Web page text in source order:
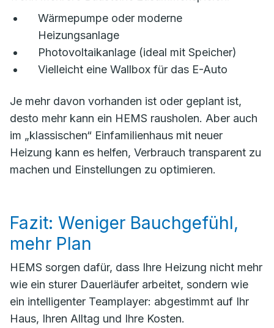
Wärmepumpe oder moderne
Heizungsanlage
Photovoltaikanlage (ideal mit Speicher)
Vielleicht eine Wallbox für das E-Auto
Je mehr davon vorhanden ist oder geplant ist,
desto mehr kann ein HEMS rausholen. Aber auch
im „klassischen“ Einfamilienhaus mit neuer
Heizung kann es helfen, Verbrauch transparent zu
machen und Einstellungen zu optimieren.
Fazit: Weniger Bauchgefühl,
mehr Plan
HEMS sorgen dafür, dass Ihre Heizung nicht mehr
wie ein sturer Dauerläufer arbeitet, sondern wie
ein intelligenter Teamplayer: abgestimmt auf Ihr
Haus, Ihren Alltag und Ihre Kosten.